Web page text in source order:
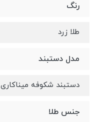
رنگ
طلا زرد
مدل دستبند
دستبند شکوفه میناکاری
جنس طلا